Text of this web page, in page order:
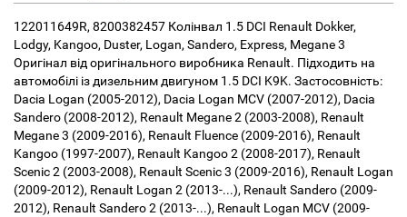
122011649R, 8200382457 Колінвал 1.5 DCI Renault Dokker,
Lodgy, Kangoo, Duster, Logan, Sandero, Express, Megane 3
Оригінал від оригінального виробника Renault. Підходить на
автомобілі із дизельним двигуном 1.5 DCI K9K. Застосовність:
Dacia Logan (2005-2012), Dacia Logan MCV (2007-2012), Dacia
Sandero (2008-2012), Renault Megane 2 (2003-2008), Renault
Megane 3 (2009-2016), Renault Fluence (2009-2016), Renault
Kangoo (1997-2007), Renault Kangoo 2 (2008-2017), Renault
Scenic 2 (2003-2008), Renault Scenic 3 (2009-2016), Renault Logan
(2009-2012), Renault Logan 2 (2013-...), Renault Sandero (2009-
2012), Renault Sandero 2 (2013-...), Renault Logan MCV (2009-